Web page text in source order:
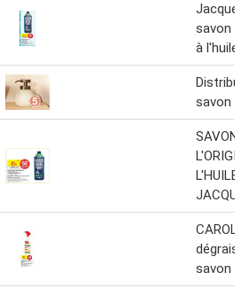
Jacques
savon
à l'huile
savon
SAVON
L'HUILE
savon